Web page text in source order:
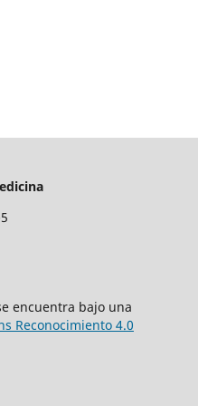
encuentra bajo una
Reconocimiento 4.0